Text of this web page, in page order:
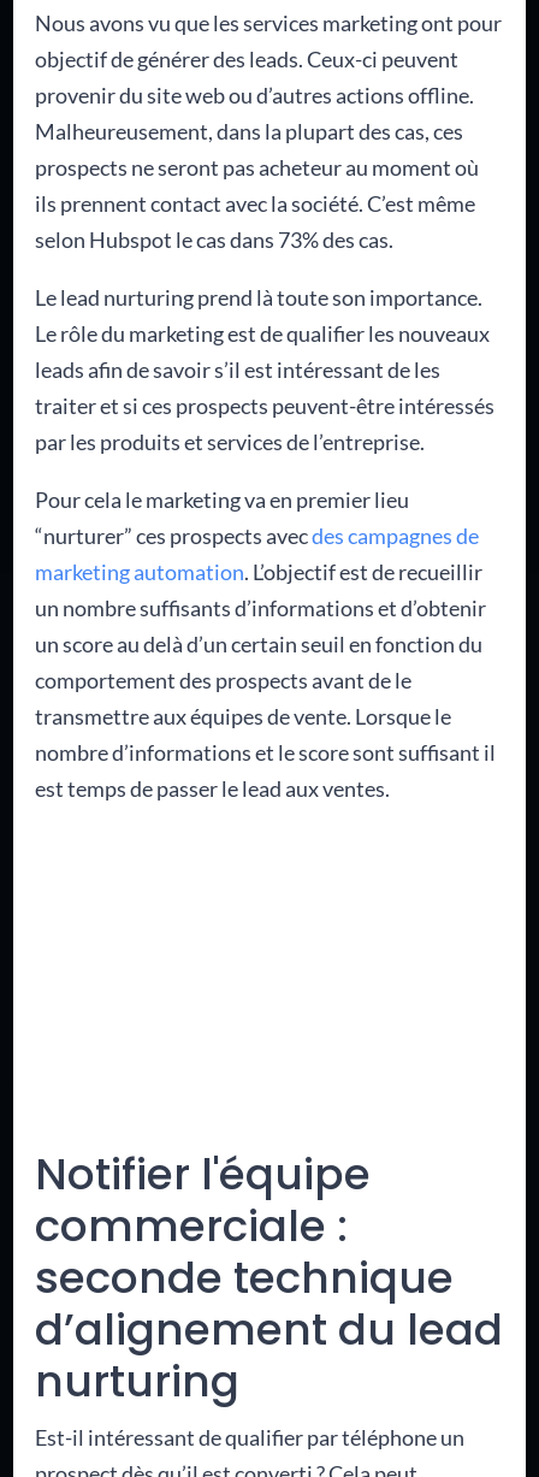
Nous avons vu que les services marketing ont pour
objectif de générer des leads. Ceux-ci peuvent
provenir du site web ou d’autres actions offline.
Malheureusement, dans la plupart des cas, ces
prospects ne seront pas acheteur au moment où
ils prennent contact avec la société. C’est même
selon Hubspot le cas dans 73% des cas.
Le lead nurturing prend là toute son importance.
Le rôle du marketing est de qualifier les nouveaux
leads afin de savoir s’il est intéressant de les
traiter et si ces prospects peuvent-être intéressés
par les produits et services de l’entreprise.
Pour cela le marketing va en premier lieu
“nurturer” ces prospects avecdes campagnes de
marketing automation. L’objectif est de recueillir
un nombre suffisants d’informations et d’obtenir
un score au delà d’un certain seuil en fonction du
comportement des prospects avant de le
transmettre aux équipes de vente. Lorsque le
nombre d’informations et le score sont suffisant il
est temps de passer le lead aux ventes.
Notifier l'équipe
commerciale :
seconde technique
d’alignement du lead
nurturing
Est-il intéressant de qualifier par téléphone un